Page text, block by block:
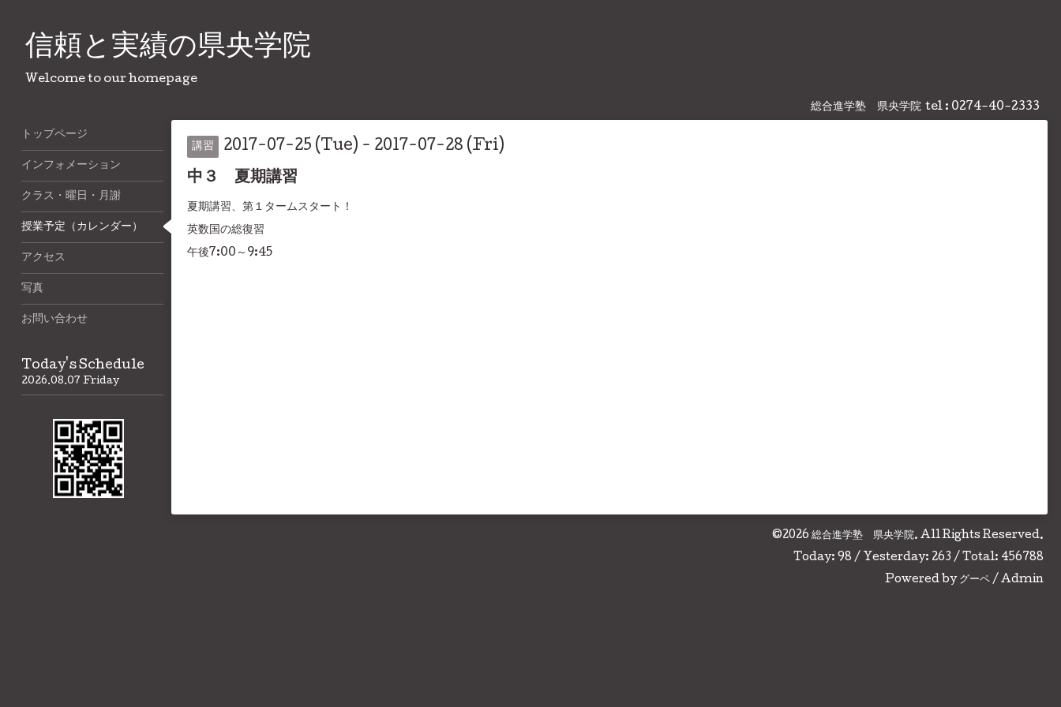
信頼と実績の県央学院
Welcome to our homepage
総合進学塾 県央学院 tel : 0274-40-2333
講習 2017-07-25 (Tue) - 2017-07-28 (Fri)
中３ 夏期講習
夏期講習、第１タームスタート！
英数国の総復習
午後7:00～9:45
©2026 総合進学塾 県央学院. All Rights Reserved.
Today: 98 / Yesterday: 263 / Total: 456788
Powered by グーペ / Admin
トップページ
インフォメーション
クラス・曜日・月謝
授業予定（カレンダー）
アクセス
写真
お問い合わせ
Today's Schedule
2026.08.07 Friday